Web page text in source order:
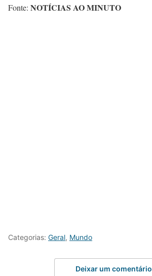
Fonte: NOTÍCIAS AO MINUTO
Categorias: Geral, Mundo
Deixar um comentário